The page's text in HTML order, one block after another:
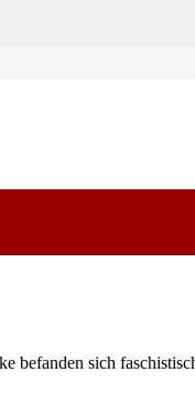
befanden sich